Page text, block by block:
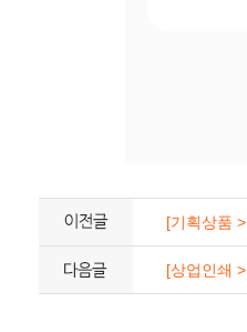
[기획상품
[상업인쇄